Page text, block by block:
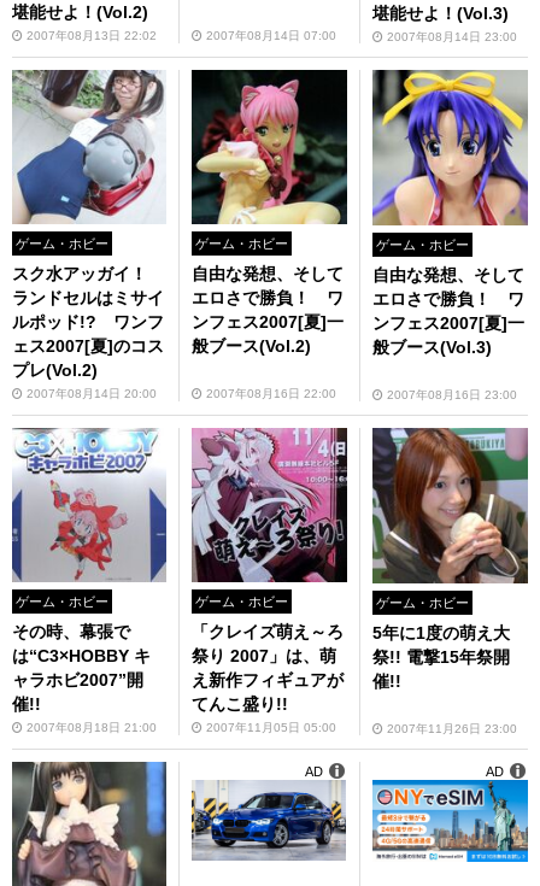
堪能せよ！(Vol.2)
2007年08月13日 22:02 2007年08月14日 07:00
堪能せよ！(Vol.3)
2007年08月14日 23:00
ゲーム・ホビー
スク水アッガイ！
ランドセルはミサイ
ルポッド!? ワンフ
ェス2007[夏]のコス
プレ(Vol.2)
2007年08月14日 20:00
ゲーム・ホビー
自由な発想、そして
エロさで勝負！ ワ
ンフェス2007[夏]一
般ブース(Vol.2)
2007年08月16日 22:00
ゲーム・ホビー
自由な発想、そして
エロさで勝負！ ワ
ンフェス2007[夏]一
般ブース(Vol.3)
2007年08月16日 23:00
ゲーム・ホビー
その時、幕張で
は“C3×HOBBY キ
ャラホビ2007”開
催!!
2007年08月18日 21:00
ゲーム・ホビー
「クレイズ萌え～ろ
祭り 2007」は、萌
え新作フィギュアが
てんこ盛り!!
2007年11月05日 05:00
ゲーム・ホビー
5年に1度の萌え大
祭!! 電撃15年祭開
催!!
2007年11月26日 23:00
AD AD